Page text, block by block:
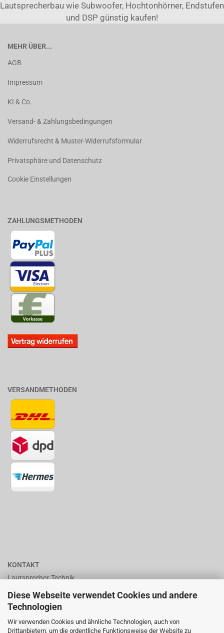
Diese Webseite verwendet Cookies und andere
Technologien
Wir verwenden Cookies und ähnliche Technologien, auch von
Drittanbietern, um die ordentliche Funktionsweise der Website zu
Lautsprecherbau wie Subwoofer, Hochtonhörner, Endstufen
und DSP günstig kaufen!
MEHR ÜBER...
AGB
Impressum
KI & Co.
Versand- & Zahlungsbedingungen
Widerrufsrecht & Muster-Widerrufsformular
Privatsphäre und Datenschutz
Cookie Einstellungen
ZAHLUNGSMETHODEN
VERSANDMETHODEN
KONTAKT
Lautsprecher-Technik
Frankenhäuserstr. 65
99706 Sondershausen
shop@lautsprecher-technik.de